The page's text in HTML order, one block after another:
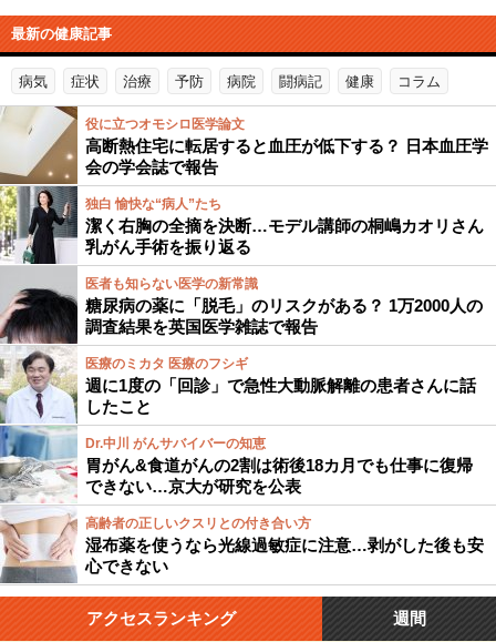
最新の健康記事
病気 症状 治療 予防 病院 闘病記 健康 コラム
役に立つオモシロ医学論文
高断熱住宅に転居すると血圧が低下する？ 日本血圧学
会の学会誌で報告
独白 愉快な“病人”たち
潔く右胸の全摘を決断…モデル講師の桐嶋カオリさん
乳がん手術を振り返る
医者も知らない医学の新常識
糖尿病の薬に「脱毛」のリスクがある？ 1万2000人の
調査結果を英国医学雑誌で報告
医療のミカタ 医療のフシギ
週に1度の「回診」で急性大動脈解離の患者さんに話
したこと
Dr.中川 がんサバイバーの知恵
胃がん&食道がんの2割は術後18カ月でも仕事に復帰
できない…京大が研究を公表
高齢者の正しいクスリとの付き合い方
湿布薬を使うなら光線過敏症に注意…剥がした後も安
心できない
アクセスランキング 週間